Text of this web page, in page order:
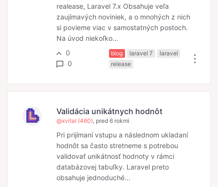
realease, Laravel 7.x Obsahuje veľa
zaujímavých noviniek, a o mnohých z nich
si povieme viac v samostatných postoch.
Na úvod niekoľko...
0
0
blog laravel 7
laravel
release
Validácia unikátnych hodnôt
@xvital (460) , pred 6 rokmi
Pri prijímaní vstupu a následnom ukladaní
hodnôt sa často stretneme s potrebou
validovať unikátnosť hodnoty v rámci
databázovej tabuľky. Laravel preto
obsahuje jednoduché...